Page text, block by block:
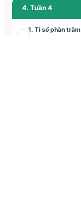
4. Tuần 4
1. Tỉ số phần trăm